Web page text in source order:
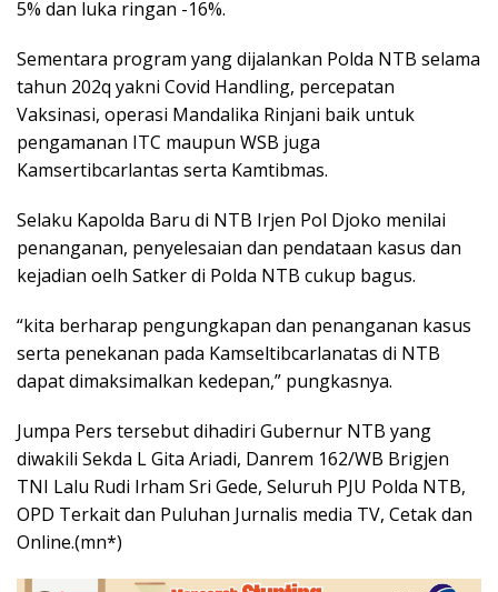
5% dan luka ringan -16%.
Sementara program yang dijalankan Polda NTB selama
tahun 202q yakni Covid Handling, percepatan
Vaksinasi, operasi Mandalika Rinjani baik untuk
pengamanan ITC maupun WSB juga
Kamsertibcarlantas serta Kamtibmas.
Selaku Kapolda Baru di NTB Irjen Pol Djoko menilai
penanganan, penyelesaian dan pendataan kasus dan
kejadian oelh Satker di Polda NTB cukup bagus.
“kita berharap pengungkapan dan penanganan kasus
serta penekanan pada Kamseltibcarlanatas di NTB
dapat dimaksimalkan kedepan,” pungkasnya.
Jumpa Pers tersebut dihadiri Gubernur NTB yang
diwakili Sekda L Gita Ariadi, Danrem 162/WB Brigjen
TNI Lalu Rudi Irham Sri Gede, Seluruh PJU Polda NTB,
OPD Terkait dan Puluhan Jurnalis media TV, Cetak dan
Online.(mn*)